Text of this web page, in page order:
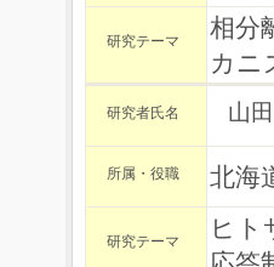
研究テーマ
相分
カニ
研究者氏名 山
所属・役職 北海
研究テーマ
ヒト